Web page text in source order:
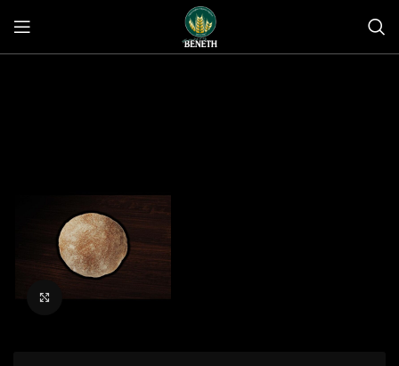
Click to enlarge